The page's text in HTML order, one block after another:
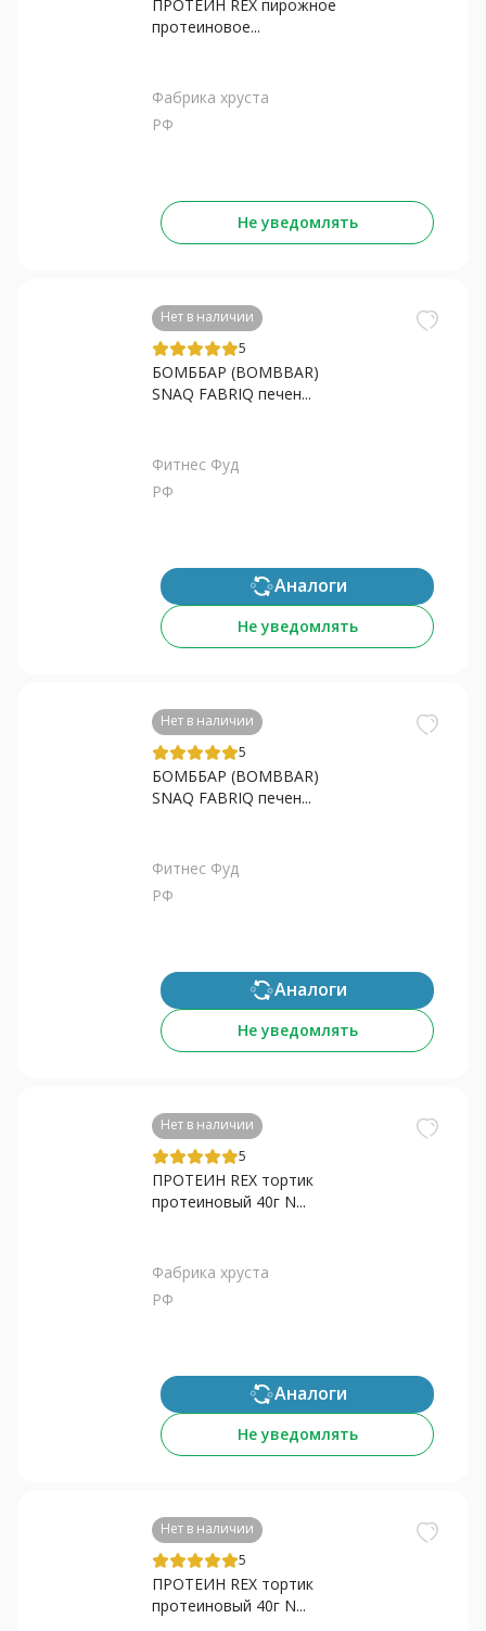
ПРОТЕИН REX пирожное
протеиновое...
Фабрика хруста
РФ
Не уведомлять
Нет в наличии
5
БОМББАР (BOMBBAR)
SNAQ FABRIQ печен...
Фитнес Фуд
РФ
Аналоги
Не уведомлять
Нет в наличии
5
БОМББАР (BOMBBAR)
SNAQ FABRIQ печен...
Фитнес Фуд
РФ
Аналоги
Не уведомлять
Нет в наличии
5
ПРОТЕИН REX тортик
протеиновый 40г N...
Фабрика хруста
РФ
Аналоги
Не уведомлять
Нет в наличии
5
ПРОТЕИН REX тортик
протеиновый 40г N...